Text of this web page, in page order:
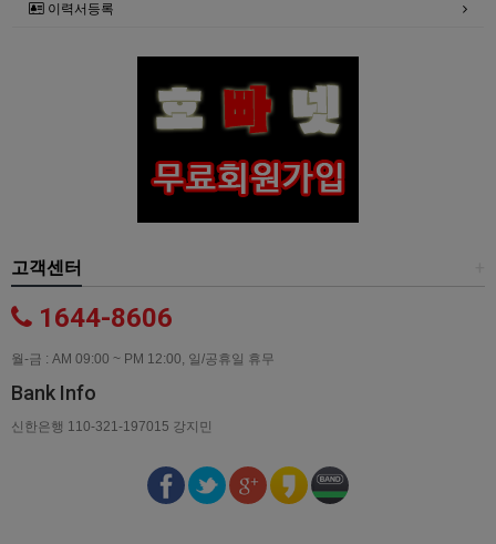
이력서등록
고객센터
1644-8606
월-금 : AM 09:00 ~ PM 12:00, 일/공휴일 휴무
Bank Info
신한은행 110-321-197015 강지민